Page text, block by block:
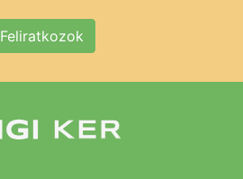
Feliratkozok